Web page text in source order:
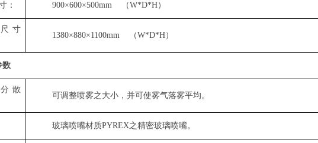
： 900×600×500mm （W*D*H）
寸
1380×880×1100mm （W*D*H）
数
散
可调整喷雾之大小，并可使雾气落雾平均。
玻璃喷嘴材质PYREX之精密玻璃喷嘴。